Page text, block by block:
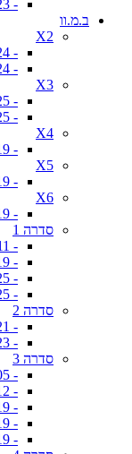
- 2023+
ב.מ.וו
X2
- 2017-2024 (F39)
- 2024+ (U10)
X3
- 2018-2025 (G01)
- 2025+ (G45)
X4
- 2019+ (G02)
X5
- 2019+ (G05)
X6
- 2019+ (G06)
סדרה 1
- 2004-2011 (E87)
- 2011-2019 (F20)
- 2019-2025 (F40)
- 2025+ (F70)
סדרה 2
- 2021+ (G42)
- 2023+ (M2 G87)
סדרה 3
- 1998-2005 (E46)
- 2006-2012 (E90)
- 2012-2019 (F30)
- 2019+ (G20)
- 2019+ (M3 G80)